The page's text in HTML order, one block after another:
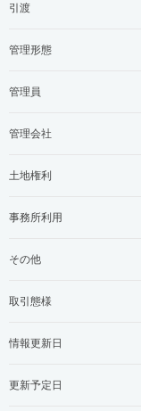
引渡
管理形態
管理員
管理会社
土地権利
事務所利用
その他
取引態様
情報更新日
更新予定日